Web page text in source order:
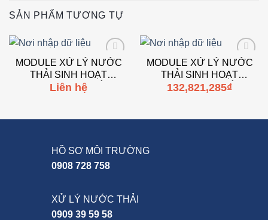
SẢN PHẨM TƯƠNG TỰ
Add to
wishlist
MODULE XỬ LÝ NƯỚC
THẢI SINH HOẠT
3M3/NGÀY ĐÊM BẰNG
Liên hệ
Add to
wishlist
MODULE XỬ LÝ NƯỚC
THẢI SINH HOẠT
1M3/NGÀY ĐÊM BẰNG
132,821,285₫
HỒ SƠ MÔI TRƯỜNG
0908 728 758
XỬ LÝ NƯỚC THẢI
0909 39 59 58